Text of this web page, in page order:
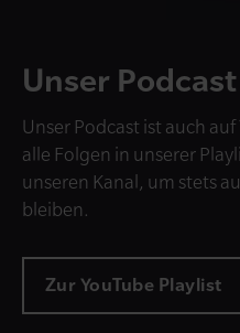
Unser
Unser Podcast ist auch
alle Folgen in unserer
unseren Kanal, um stets
bleiben.
Zur YouTube Playlist